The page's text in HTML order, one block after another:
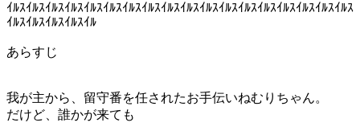
ｲﾙｽｲﾙｽｲﾙｽｲﾙｽｲﾙｽｲﾙｽｲﾙｽｲﾙｽｲﾙｽｲﾙｽｲﾙｽｲﾙｽｲﾙｽｲﾙｽｲﾙｽｲﾙｽｲﾙｽｲﾙｽ
ｲﾙｽｲﾙｽｲﾙｽｲﾙｽｲﾙ
あらすじ
我が主から、留守番を任されたお手伝いねむりちゃん。
だけど、誰かが来ても